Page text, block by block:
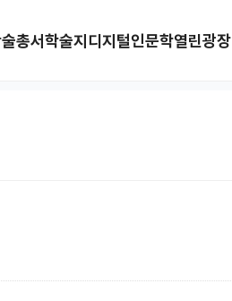
총서학술지디지털인문학열린광장